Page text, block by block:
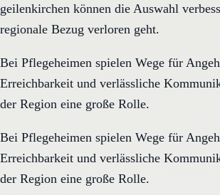
geilenkirchen können die Auswahl
regionale Bezug verloren geht.
Bei Pflegeheimen spielen Wege für
Erreichbarkeit und verlässliche
der Region eine große Rolle.
Bei Pflegeheimen spielen Wege für
Erreichbarkeit und verlässliche
der Region eine große Rolle.